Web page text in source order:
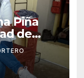
Piña
de
la